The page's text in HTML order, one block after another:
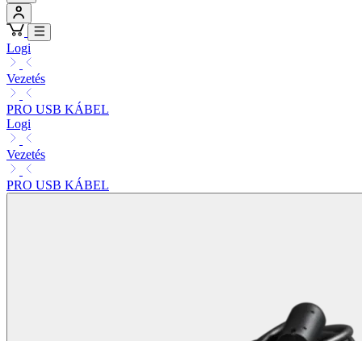
Logi
Vezetés
PRO USB KÁBEL
Logi
Vezetés
PRO USB KÁBEL